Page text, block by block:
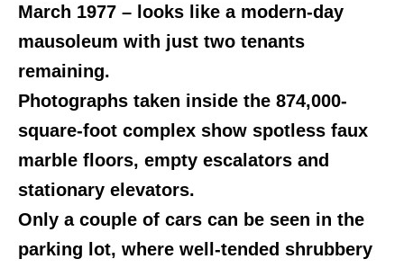
March 1977 – looks like a modern-day
mausoleum with just two tenants
remaining.
Photographs taken inside the 874,000-
square-foot complex show spotless faux
marble floors, empty escalators and
stationary elevators.
Only a couple of cars can be seen in the
parking lot, where well-tended shrubbery